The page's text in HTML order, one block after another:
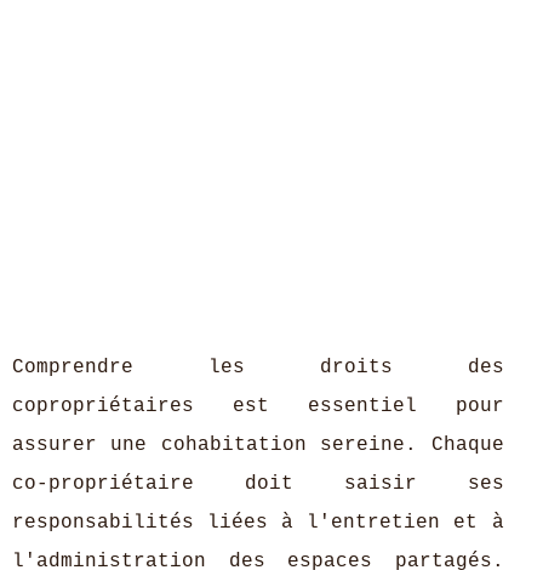
Comprendre les droits des
copropriétaires est essentiel pour
assurer une cohabitation sereine. Chaque
co-propriétaire doit saisir ses
responsabilités liées à l'entretien et à
l'administration des espaces partagés.